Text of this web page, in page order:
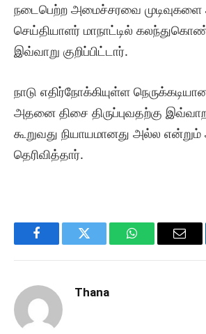
நடைபெற்ற அமைச்சரவை முடிவுகளை
செய்தியாளர் மாநாட்டில்
இவ்வாறு குறிப்பிட்டார்.
நாடு எதிர்நோக்கியுள்ள
அதனை திசை திருப்புவதற்கு
கூறுவது நியாயமானது அல்ல
தெரிவித்தார்.
FacebookTwitter WhatsApp
Thana